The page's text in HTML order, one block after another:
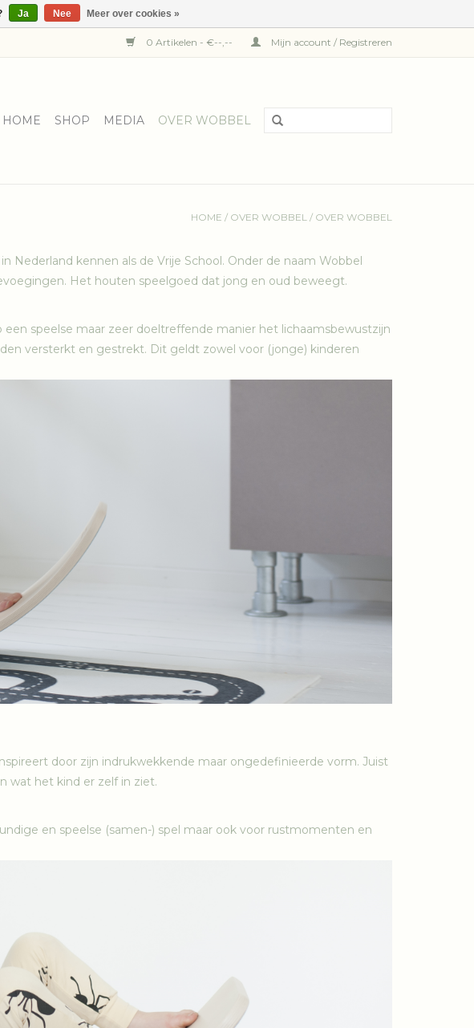
0 Artikelen - €--,-- Mijn account / Registreren
HOME SHOP MEDIA OVER WOBBEL
HOME / OVER WOBBEL / OVER WOBBEL
kennen als de Vrije School. Onder de naam Wobbel
Het houten speelgoed dat jong en oud beweegt.
speelse maar zeer doeltreffende manier het lichaamsbewustzijn
versterkt en gestrekt. Dit geldt zowel voor (jonge) kinderen
door zijn indrukwekkende maar ongedefinieerde vorm. Juist
wat het kind er zelf in ziet.
en speelse (samen-) spel maar ook voor rustmomenten en
Ja Nee Meer over cookies »